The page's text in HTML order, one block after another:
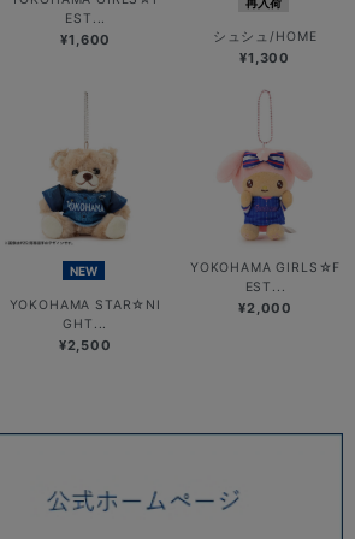
EST...
¥1,600 シュシュ/HOME
¥1,300
NEW
YOKOHAMA STAR☆NI
GHT...
¥2,500
YOKOHAMA GIRLS☆F
EST...
¥2,000